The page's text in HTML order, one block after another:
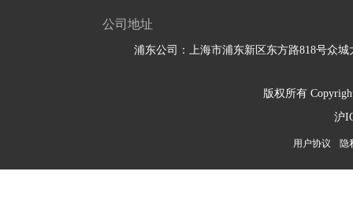
公司地址
浦东公司：上海市浦东新区东方路818号众城
版权所有
沪
用户协议 隐